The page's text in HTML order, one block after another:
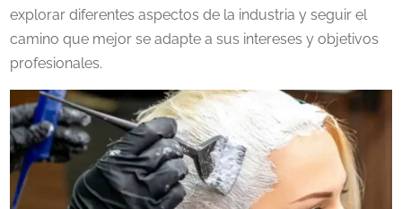
explorar diferentes aspectos de la industria y seguir el
camino que mejor se adapte a sus intereses y objetivos
profesionales.